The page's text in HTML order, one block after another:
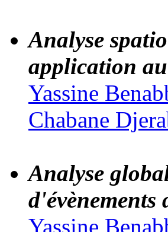
Analyse
application
Yassine
Chabane
Analyse
d'évènements
Yassine